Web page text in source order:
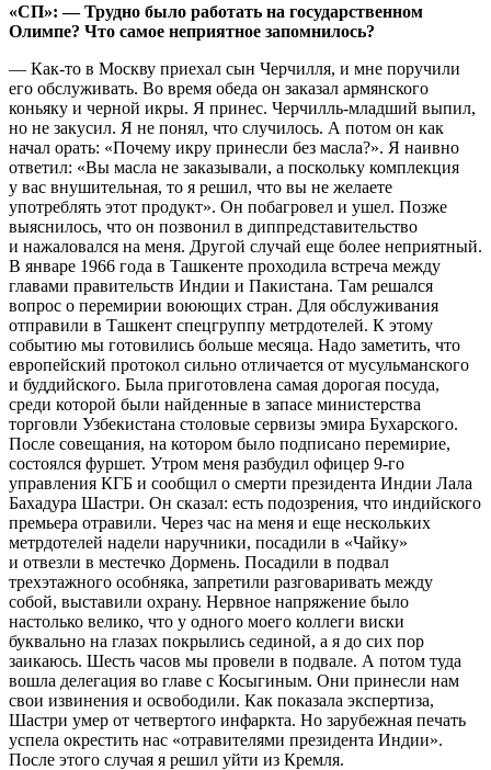
«СП»: — Трудно было работать на государственном
Олимпе? Что самое неприятное запомнилось?
— Как-то в Москву приехал сын Черчилля, и мне поручили
его обслуживать. Во время обеда он заказал армянского
коньяку и черной икры. Я принес. Черчилль-младший выпил,
но не закусил. Я не понял, что случилось. А потом он как
начал орать: «Почему икру принесли без масла?». Я наивно
ответил: «Вы масла не заказывали, а поскольку комплекция
у вас внушительная, то я решил, что вы не желаете
употреблять этот продукт». Он побагровел и ушел. Позже
выяснилось, что он позвонил в диппредставительство
и нажаловался на меня. Другой случай еще более неприятный.
В январе 1966 года в Ташкенте проходила встреча между
главами правительств Индии и Пакистана. Там решался
вопрос о перемирии воюющих стран. Для обслуживания
отправили в Ташкент спецгруппу метрдотелей. К этому
событию мы готовились больше месяца. Надо заметить, что
европейский протокол сильно отличается от мусульманского
и буддийского. Была приготовлена самая дорогая посуда,
среди которой были найденные в запасе министерства
торговли Узбекистана столовые сервизы эмира Бухарского.
После совещания, на котором было подписано перемирие,
состоялся фуршет. Утром меня разбудил офицер 9-го
управления КГБ и сообщил о смерти президента Индии Лала
Бахадура Шастри. Он сказал: есть подозрения, что индийского
премьера отравили. Через час на меня и еще нескольких
метрдотелей надели наручники, посадили в «Чайку»
и отвезли в местечко Дормень. Посадили в подвал
трехэтажного особняка, запретили разговаривать между
собой, выставили охрану. Нервное напряжение было
настолько велико, что у одного моего коллеги виски
буквально на глазах покрылись сединой, а я до сих пор
заикаюсь. Шесть часов мы провели в подвале. А потом туда
вошла делегация во главе с Косыгиным. Они принесли нам
свои извинения и освободили. Как показала экспертиза,
Шастри умер от четвертого инфаркта. Но зарубежная печать
успела окрестить нас «отравителями президента Индии».
После этого случая я решил уйти из Кремля.